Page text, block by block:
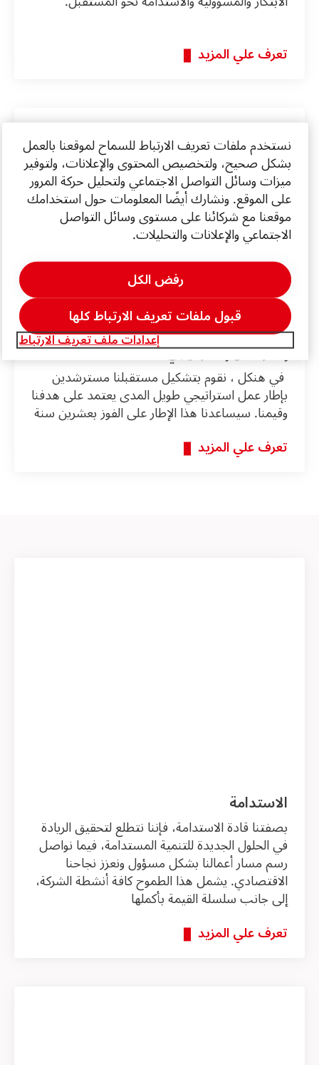
تعرف علي المزيد
إطار عمل إستراتيجي
في هنكل ، نقوم بتشكيل مستقبلنا مسترشدين
بإطار عمل استراتيجي طويل المدى يعتمد على هدفنا
وقيمنا. سيساعدنا هذا الإطار على الفوز بعشرين سنة
تعرف علي المزيد
الاستدامة
بصفتنا قادة الاستدامة، فإننا نتطلع لتحقيق الريادة
في الحلول الجديدة للتنمية المستدامة، فيما نواصل
رسم مسار أعمالنا بشكل مسؤول ونعزز نجاحنا
الاقتصادي. يشمل هذا الطموح كافة أنشطة الشركة،
إلى جانب سلسلة القيمة بأكملها
تعرف علي المزيد
نستخدم ملفات تعريف الارتباط للسماح لموقعنا بالعمل
بشكل صحيح، ولتخصيص المحتوى والإعلانات، ولتوفير
ميزات وسائل التواصل الاجتماعي ولتحليل حركة المرور
على الموقع. ونشارك أيضًا المعلومات حول استخدامك
موقعنا مع شركائنا على مستوى وسائل التواصل
الاجتماعي والإعلانات والتحليلات.
إعدادات ملف تعريف الارتباط
رفض الكل
قبول ملفات تعريف الارتباط كلها